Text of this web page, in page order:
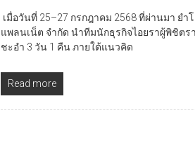
เมื่อวันที่ 25–27 กรกฎาคม 2568 ที่ผ่านมา ย
แพลนเน็ต จำกัด นำทีมนักธุรกิจไอยราผู้พิชิต
ชะอำ 3 วัน 1 คืน ภายใต้แนวคิด
Read more